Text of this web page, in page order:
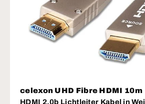
celexon UHD Fibre HDMI 10m
HDMI 2.0b Lichtleiter Kabel in